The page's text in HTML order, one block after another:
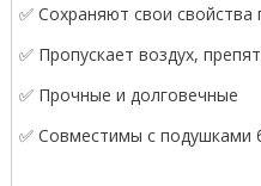
✅ Сохраняют свои свойства
✅ Пропускает воздух,
✅ Прочные и долговечные
✅ Совместимы с подушками